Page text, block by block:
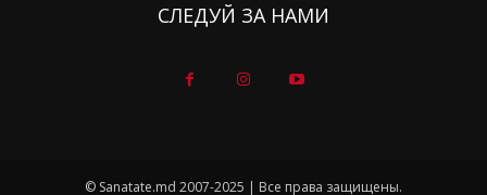
СЛЕДУЙ ЗА НАМИ
© Sanatate.md 2007-2025 | Все права защищены.